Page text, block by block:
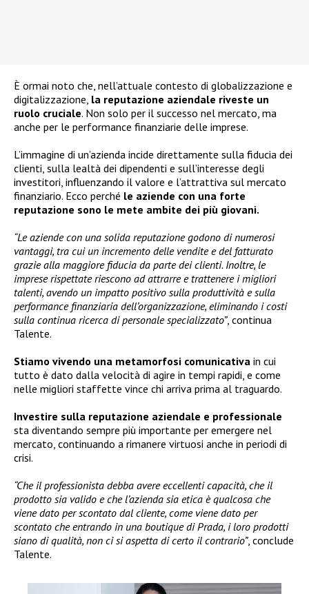
È ormai noto che, nell’attuale contesto di globalizzazione e
digitalizzazione, la reputazione aziendale riveste un
ruolo cruciale. Non solo per il successo nel mercato, ma
anche per le performance finanziarie delle imprese.
L’immagine di un’azienda incide direttamente sulla fiducia dei
clienti, sulla lealtà dei dipendenti e sull’interesse degli
investitori, influenzando il valore e l’attrattiva sul mercato
finanziario. Ecco perché le aziende con una forte
reputazione sono le mete ambite dei più giovani.
“Le aziende con una solida reputazione godono di numerosi
vantaggi, tra cui un incremento delle vendite e del fatturato
grazie alla maggiore fiducia da parte dei clienti. Inoltre, le
imprese rispettate riescono ad attrarre e trattenere i migliori
talenti, avendo un impatto positivo sulla produttività e sulla
performance finanziaria dell’organizzazione, eliminando i costi
sulla continua ricerca di personale specializzato”, continua
Talente.
Stiamo vivendo una metamorfosi comunicativa in cui
tutto è dato dalla velocità di agire in tempi rapidi, e come
nelle migliori staffette vince chi arriva prima al traguardo.
Investire sulla reputazione aziendale e professionale
sta diventando sempre più importante per emergere nel
mercato, continuando a rimanere virtuosi anche in periodi di
crisi.
“Che il professionista debba avere eccellenti capacità, che il
prodotto sia valido e che l’azienda sia etica è qualcosa che
viene dato per scontato dal cliente, come viene dato per
scontato che entrando in una boutique di Prada, i loro prodotti
siano di qualità, non ci si aspetta di certo il contrario”, conclude
Talente.